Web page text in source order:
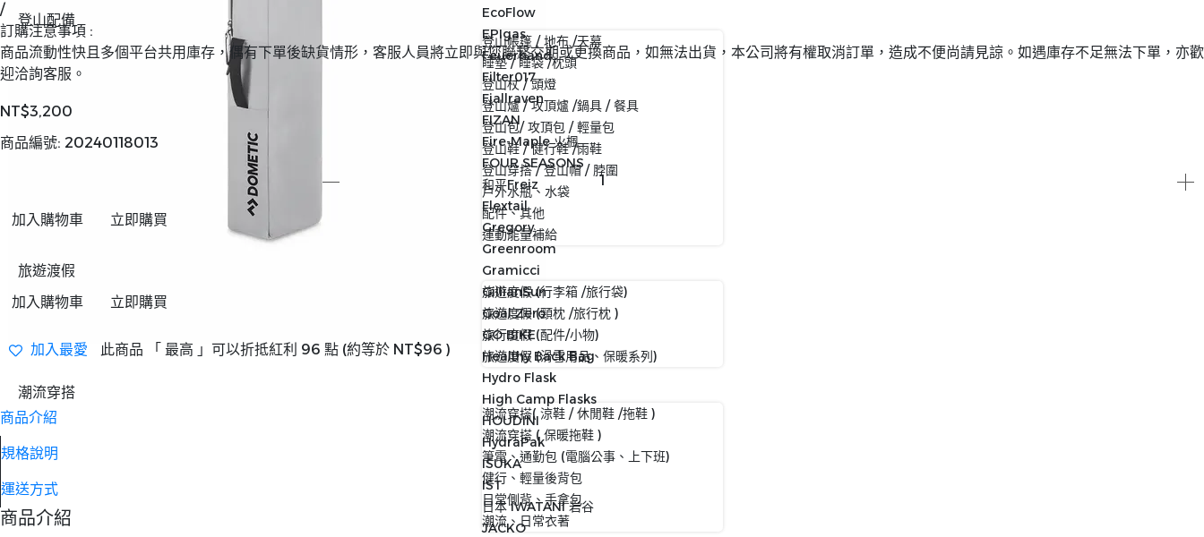
EcoFlow
EPIgas
Feuerhand
Filter017
Fjallraven
FIZAN
Fire-Maple 火楓
FOUR SEASONS
和平Freiz
Flextail
Gregory
Greenroom
Gramicci
GillianSun
Goal Zero
GO BIKE
Healthy Back Bag
Hydro Flask
High Camp Flasks
HOUDINI
HydraPak
ISUKA
IST
日本 IWATANI 岩谷
JACKO
登山配備
登山帳篷 / 地布 /天幕
睡墊 / 睡袋 /枕頭
登山杖 / 頭燈
登山爐 / 攻頂爐 /鍋具 / 餐具
登山包/ 攻頂包 / 輕量包
登山鞋 / 健行鞋 /雨鞋
登山穿搭 / 登山帽 / 脖圍
戶外水瓶、水袋
配件、其他
運動能量補給
旅遊渡假
旅遊度假 (行李箱 /旅行袋)
旅遊度假 (頸枕 /旅行枕 )
旅行度假 (配件/小物)
旅遊度假 (滑雪用品、保暖系列)
潮流穿搭
潮流穿搭( 涼鞋 / 休閒鞋 /拖鞋 )
潮流穿搭 ( 保暖拖鞋 )
筆電、通勤包 (電腦公事、上下班)
健行、輕量後背包
日常側背、手拿包
潮流、日常衣著
/
訂購注意事項 :
商品流動性快且多個平台共用庫存，偶有下單後缺貨情形，客服人員將立即與您聯繫交期或更換商品，如無法出貨，本公司將有權取消訂單，造成不便尚請見諒。如遇庫存不足無法下單，亦歡
迎洽詢客服。
NT$3,200
商品編號: 20240118013
加入購物車 立即購買
加入購物車 立即購買
加入最愛 此商品 「 最高 」可以折抵紅利 96 點 (約等於 NT$96 )
商品介紹
規格說明
運送方式
商品介紹